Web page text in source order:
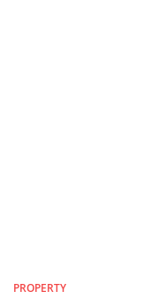
PROPERTY